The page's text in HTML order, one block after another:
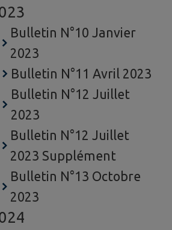
Bulletin N°10 Janvier
2023
Bulletin N°11 Avril 2023
Bulletin N°12 Juillet
2023
Bulletin N°12 Juillet
2023 Supplément
Bulletin N°13 Octobre
2023